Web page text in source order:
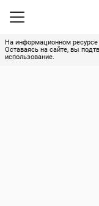
На информационном
Оставаясь на сайте, вы
использование.